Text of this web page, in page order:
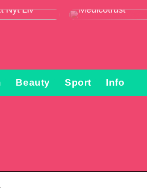
Nyt Liv
Medicotrust
Beauty Sport Info